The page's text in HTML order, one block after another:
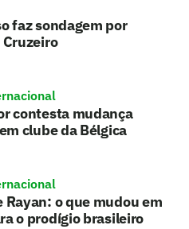
faz sondagem por
contesta mudança
clube da Bélgica
Rayan: o que mudou em
o prodígio brasileiro